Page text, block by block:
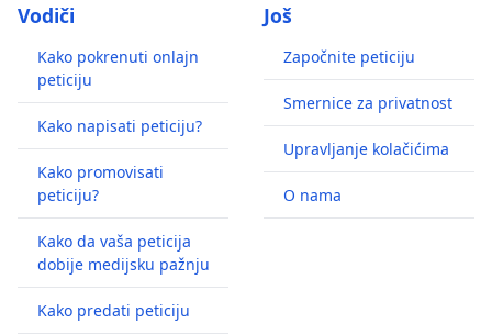
Vodiči
Kako pokrenuti onlajn
peticiju
Kako napisati peticiju?
Kako promovisati
peticiju?
Kako da vaša peticija
dobije medijsku pažnju
Kako predati peticiju
Još
Započnite peticiju
Smernice za privatnost
Upravljanje kolačićima
O nama